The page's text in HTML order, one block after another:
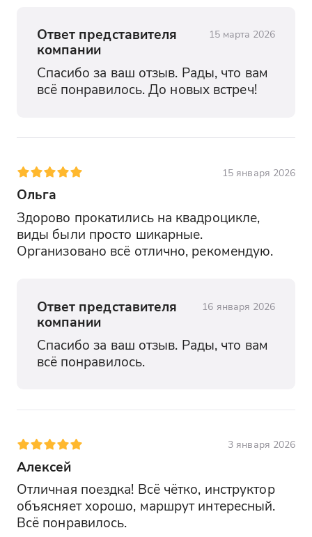
Ответ представителя
компании
15 марта 2026
Спасибо за ваш отзыв. Рады, что вам
всё понравилось. До новых встреч!
15 января 2026
Ольга
Здорово прокатились на квадроцикле,
виды были просто шикарные.
Организовано всё отлично, рекомендую.
Ответ представителя
компании
16 января 2026
Спасибо за ваш отзыв. Рады, что вам
всё понравилось.
3 января 2026
Алексей
Отличная поездка! Всё чётко, инструктор
объясняет хорошо, маршрут интересный.
Всё понравилось.